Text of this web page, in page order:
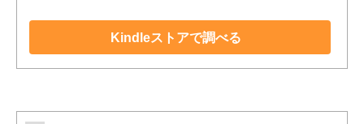
Kindleストアで調べる